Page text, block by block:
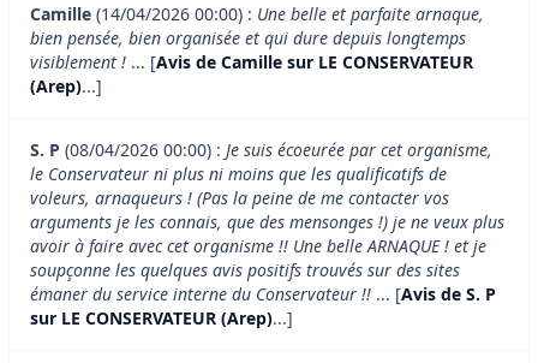
Camille (14/04/2026 00:00) : Une belle et parfaite arnaque,
bien pensée, bien organisée et qui dure depuis longtemps
visiblement ! ... [Avis de Camille sur LE CONSERVATEUR
(Arep)...]
S. P (08/04/2026 00:00) : Je suis écoeurée par cet organisme,
le Conservateur ni plus ni moins que les qualificatifs de
voleurs, arnaqueurs ! (Pas la peine de me contacter vos
arguments je les connais, que des mensonges !) je ne veux plus
avoir à faire avec cet organisme !! Une belle ARNAQUE ! et je
soupçonne les quelques avis positifs trouvés sur des sites
émaner du service interne du Conservateur !! ... [Avis de S. P
sur LE CONSERVATEUR (Arep)...]